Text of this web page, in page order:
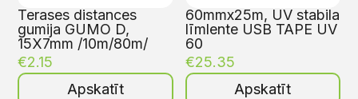
Terases distances
gumija GUMO D,
15X7mm /10m/80m/
€2.15
Apskatīt
60mmx25m, UV stabila
līmlente USB TAPE UV
60
€25.35
Apskatīt